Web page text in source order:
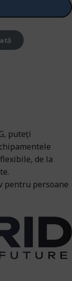
puteți
de la
pentru persoane